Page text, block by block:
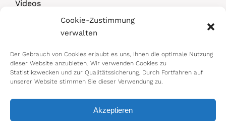
Cookie-Zustimmung
verwalten
Der Gebrauch von Cookies erlaubt es uns, Ihnen die optimale Nutzung
dieser Website anzubieten. Wir verwenden Cookies zu
Statistikzwecken und zur Qualitätssicherung. Durch Fortfahren auf
unserer Website stimmen Sie dieser Verwendung zu.
Akzeptieren
Videos